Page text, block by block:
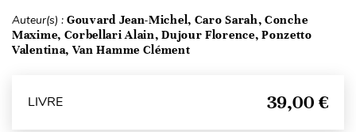
Auteur(s) : Gouvard Jean-Michel, Caro Sarah, Conche
Maxime, Corbellari Alain, Dujour Florence, Ponzetto
Valentina, Van Hamme Clément
LIVRE 39,00 €